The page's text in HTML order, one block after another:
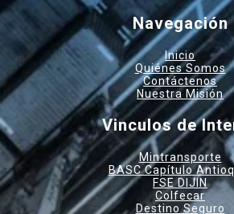
Navegación
Inicio
Quiénes Somos
Contáctenos
Nuestra Misión
Vinculos de
Mintransporte
BASC Capítulo
FSE DIJIN
Colfecar
Destino Seguro